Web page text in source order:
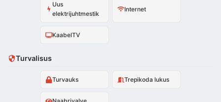
Uus
elektrijuhtmestik
Internet
KaabelTV
Turvalisus
Turvauks Trepikoda lukus